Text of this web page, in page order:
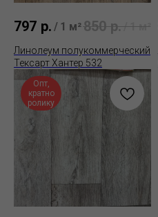
797 р. / 1 м²850 р./1 м²
Линолеум полукоммерческий
Тексарт Хантер 532
Опт,
кратно
ролику